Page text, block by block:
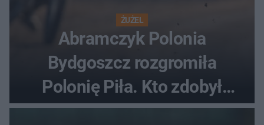
ŻUŻEL
Abramczyk Polonia
Bydgoszcz rozgromiła
Polonię Piła. Kto zdobył
najwięcej punktów?